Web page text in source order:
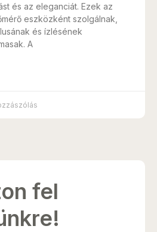
és az eleganciát. Ezek az
eszközként szolgálnak,
és ízlésének
A
fel